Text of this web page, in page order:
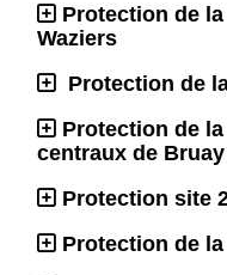
Protection de
Waziers
Protection de
Protection de
centraux de Bruay
Protection site
Protection de